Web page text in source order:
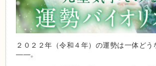
２０２２年（令和４年）の運勢は一体ど
――。